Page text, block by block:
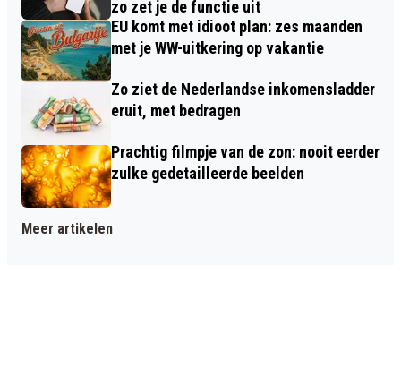
zo zet je de functie uit
EU komt met idioot plan: zes maanden
met je WW-uitkering op vakantie
Zo ziet de Nederlandse inkomensladder
eruit, met bedragen
Prachtig filmpje van de zon: nooit eerder
zulke gedetailleerde beelden
Meer artikelen